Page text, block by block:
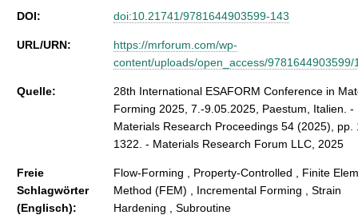
DOI: doi:10.21741/9781644903599-143
URL/URN:
https://mrforum.com/wp-
content/uploads/open_access/9781644903599/
Quelle:
28th International ESAFORM Conference in
Forming 2025, 7.-9.05.2025, Paestum, Italien. -
Materials Research Proceedings 54 (2025), pp.
1322. - Materials Research Forum LLC, 2025
Freie
Schlagwörter
(Englisch):
Flow-Forming , Property-Controlled , Finite
Method (FEM) , Incremental Forming , Strain
Hardening , Subroutine